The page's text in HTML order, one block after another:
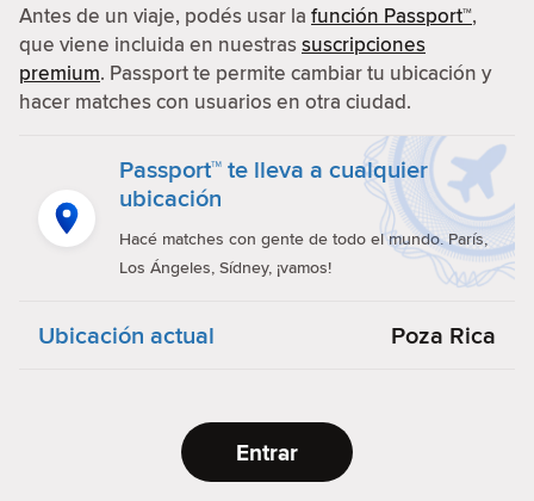
Antes de un viaje, podés usar la función Passport™,
que viene incluida en nuestrassuscripciones
premium. Passport te permite cambiar tu ubicación y
hacer matches con usuarios en otra ciudad.
Passport™ te lleva a cualquier
ubicación
Hacé matches con gente de todo el mundo. París,
Los Ángeles, Sídney, ¡vamos!
Ubicación actual Poza Rica
Entrar